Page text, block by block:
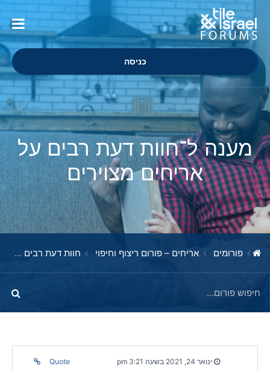
כניסה
מענה ל־חוות דעת רבים על
אריחים מצוירים
פורומים אריחים – פורום ריצוף וחיפוי חוות דעת רבים על אריחים מצוירים
ינואר 24, 2021 בשעה 3:21 pm Quote